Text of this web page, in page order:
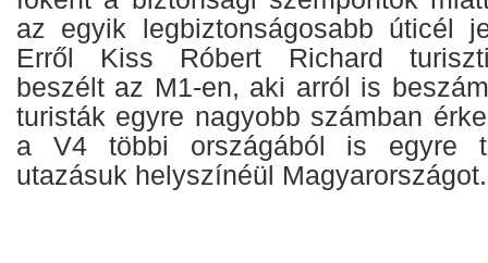
az egyik legbiztonságosabb úticél
Erről Kiss Róbert Richard
beszélt az M1-en, aki arról is
turisták egyre nagyobb számban
a V4 többi országából is egyre
utazásuk helyszínéül Magyarországot.